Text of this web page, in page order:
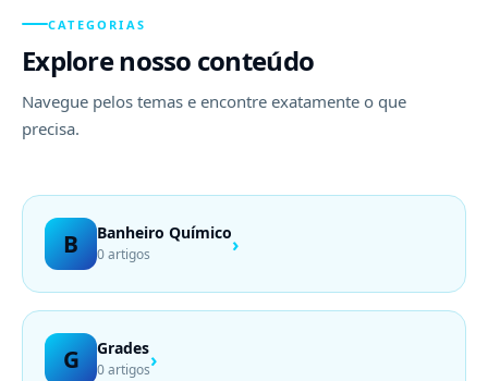
CATEGORIAS
Explore nosso conteúdo
Navegue pelos temas e encontre exatamente o que
precisa.
B Banheiro Químico
0 artigos ›
G Grades
0 artigos›